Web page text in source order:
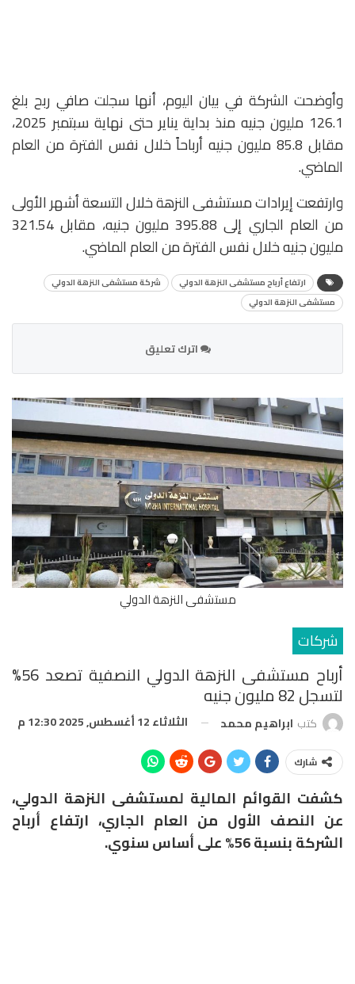
وأوضحت الشركة في بيان اليوم، أنها سجلت صافي ربح بلغ
126.1 مليون جنيه منذ بداية يناير حتى نهاية سبتمبر 2025،
مقابل 85.8 مليون جنيه أرباحاً خلال نفس الفترة من العام
الماضي.
وارتفعت إيرادات مستشفى النزهة خلال التسعة أشهر الأولى
من العام الجاري إلى 395.88 مليون جنيه، مقابل 321.54
مليون جنيه خلال نفس الفترة من العام الماضي.
ارتفاع أرباح مستشفى النزهة الدولي
شركة مستشفى النزهة الدولي
مستشفى النزهة الدولي
اترك تعليق
مستشفى النزهة الدولي
شركات
أرباح مستشفى النزهة الدولي النصفية تصعد 56%
لتسجل 82 مليون جنيه
كتب ابراهيم محمد الثلاثاء 12 أغسطس, 2025 12:30 م
شارك
كشفت القوائم المالية لمستشفى النزهة الدولي،
عن النصف الأول من العام الجاري، ارتفاع أرباح
الشركة بنسبة 56% على أساس سنوي.